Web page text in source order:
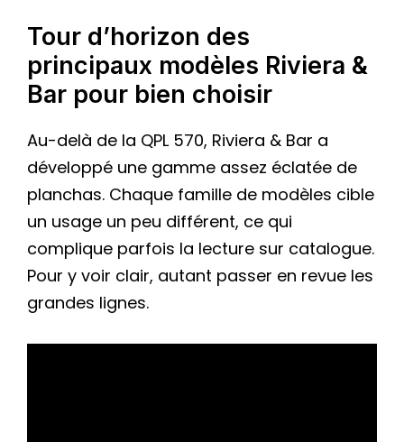
Tour d’horizon des
principaux modèles Riviera &
Bar pour bien choisir
Au-delà de la QPL 570, Riviera & Bar a
développé une gamme assez éclatée de
planchas. Chaque famille de modèles cible
un usage un peu différent, ce qui
complique parfois la lecture sur catalogue.
Pour y voir clair, autant passer en revue les
grandes lignes.